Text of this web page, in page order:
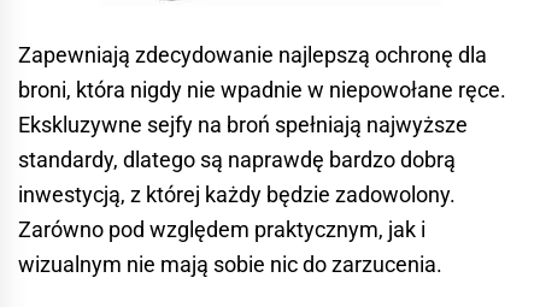
Zapewniają zdecydowanie najlepszą ochronę dla
broni, która nigdy nie wpadnie w niepowołane ręce.
Ekskluzywne sejfy na broń spełniają najwyższe
standardy, dlatego są naprawdę bardzo dobrą
inwestycją, z której każdy będzie zadowolony.
Zarówno pod względem praktycznym, jak i
wizualnym nie mają sobie nic do zarzucenia.